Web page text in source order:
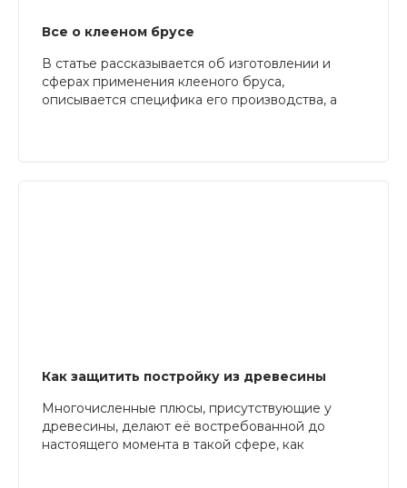
Все о клееном брусе
В статье рассказывается об изготовлении и
сферах применения клееного бруса,
описывается специфика его производства, а
Как защитить постройку из древесины
Многочисленные плюсы, присутствующие у
древесины, делают её востребованной до
настоящего момента в такой сфере, как